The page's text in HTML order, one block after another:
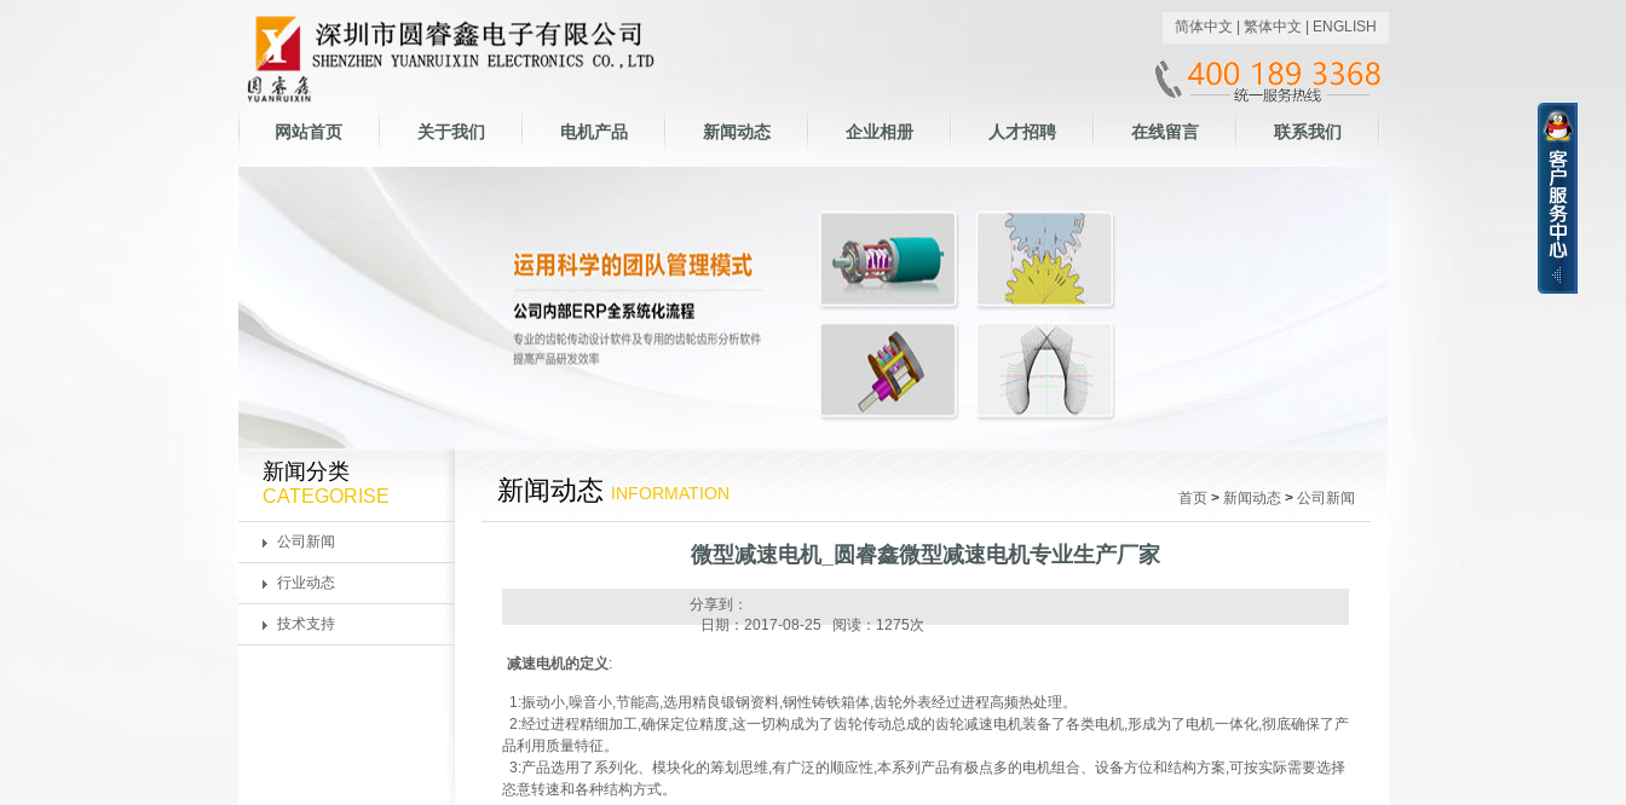
简体中文 繁体中文 ENGLISH
网站首页 关于我们 电机产品 新闻动态 企业相册 人才招聘 在线留言 联系我们
新闻分类
CATEGORISE
公司新闻
行业动态
技术支持
新闻动态 INFORMATION 首页> 新闻动态> 公司新闻
微型减速电机_圆睿鑫微型减速电机专业生产厂家
分享到：
日期：2017-08-25 阅读：1275次
减速电机的定义:
1:振动小,噪音小,节能高,选用精良锻钢资料,钢性铸铁箱体,齿轮外表经过进程高频热处理。
2:经过进程精细加工,确保定位精度,这一切构成为了齿轮传动总成的齿轮减速电机装备了各类电机,形成为了电机一体化,彻底确保了产
品利用质量特征。
3:产品选用了系列化、模块化的筹划思维,有广泛的顺应性,本系列产品有极点多的电机组合、设备方位和结构方案,可按实际需要选择
恣意转速和各种结构方式。